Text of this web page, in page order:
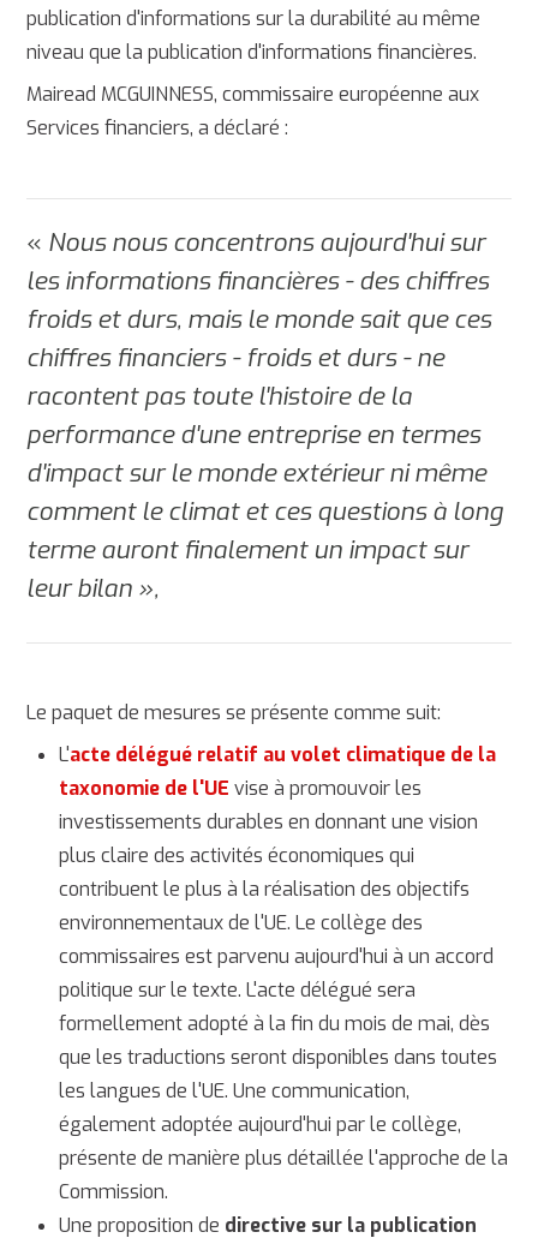
publication d'informations sur la durabilité au même
niveau que la publication d'informations financières.
Mairead MCGUINNESS, commissaire européenne aux
Services financiers, a déclaré :
« Nous nous concentrons aujourd'hui sur
les informations financières - des chiffres
froids et durs, mais le monde sait que ces
chiffres financiers - froids et durs - ne
racontent pas toute l'histoire de la
performance d'une entreprise en termes
d'impact sur le monde extérieur ni même
comment le climat et ces questions à long
terme auront finalement un impact sur
leur bilan »,
Le paquet de mesures se présente comme suit:
L'acte délégué relatif au volet climatique de la
taxonomie de l'UE vise à promouvoir les
investissements durables en donnant une vision
plus claire des activités économiques qui
contribuent le plus à la réalisation des objectifs
environnementaux de l'UE. Le collège des
commissaires est parvenu aujourd'hui à un accord
politique sur le texte. L'acte délégué sera
formellement adopté à la fin du mois de mai, dès
que les traductions seront disponibles dans toutes
les langues de l'UE. Une communication,
également adoptée aujourd'hui par le collège,
présente de manière plus détaillée l'approche de la
Commission.
Une proposition de directive sur la publication